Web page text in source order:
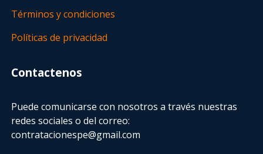
Términos y condiciones
Políticas de privacidad
Contactenos
Puede comunicarse con nosotros a través nuestras
redes sociales o del correo:
contratacionespe@gmail.com